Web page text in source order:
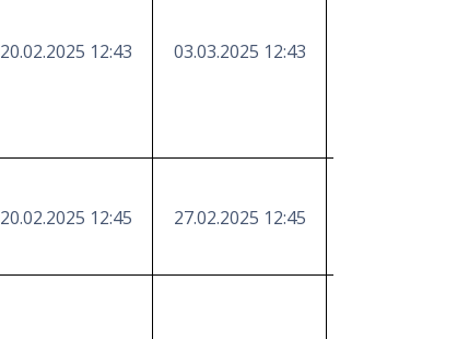
20.02.2025 12:43 03.03.2025 12:43
20.02.2025 12:45 27.02.2025 12:45